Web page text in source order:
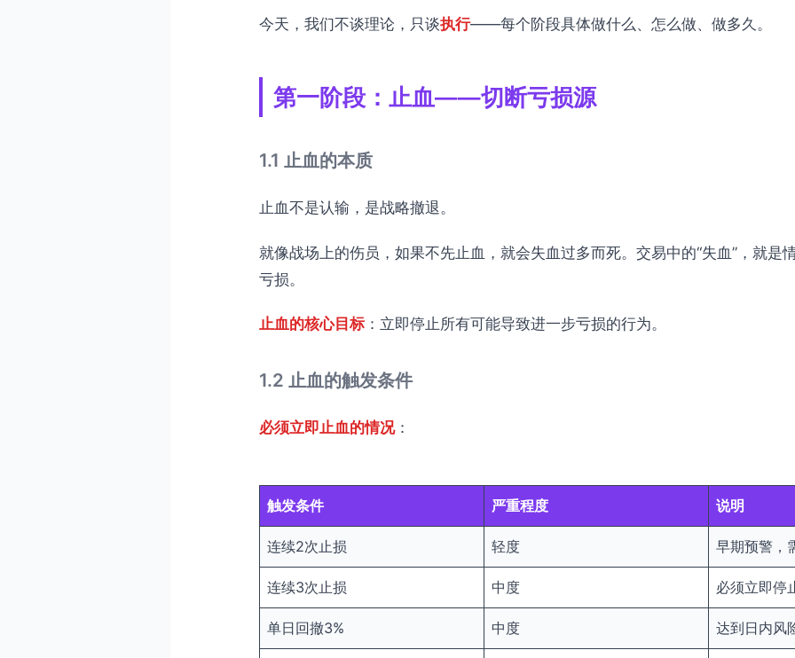
今天，我们不谈理论，只谈执行——每个阶段具体做什么、怎么做、做多久。
第一阶段：止血——切断亏损源
1.1 止血的本质
止血不是认输，是战略撤退。
就像战场上的伤员，如果不先止血，就会失血过多而死。交易中的“失血”，就是
亏损。
止血的核心目标：立即停止所有可能导致进一步亏损的行为。
1.2 止血的触发条件
必须立即止血的情况：
触发条件 严重程度 说明
连续2次止损 轻度 早期预警，
连续3次止损 中度 必须立即停
单日回撤3% 中度 达到日内风